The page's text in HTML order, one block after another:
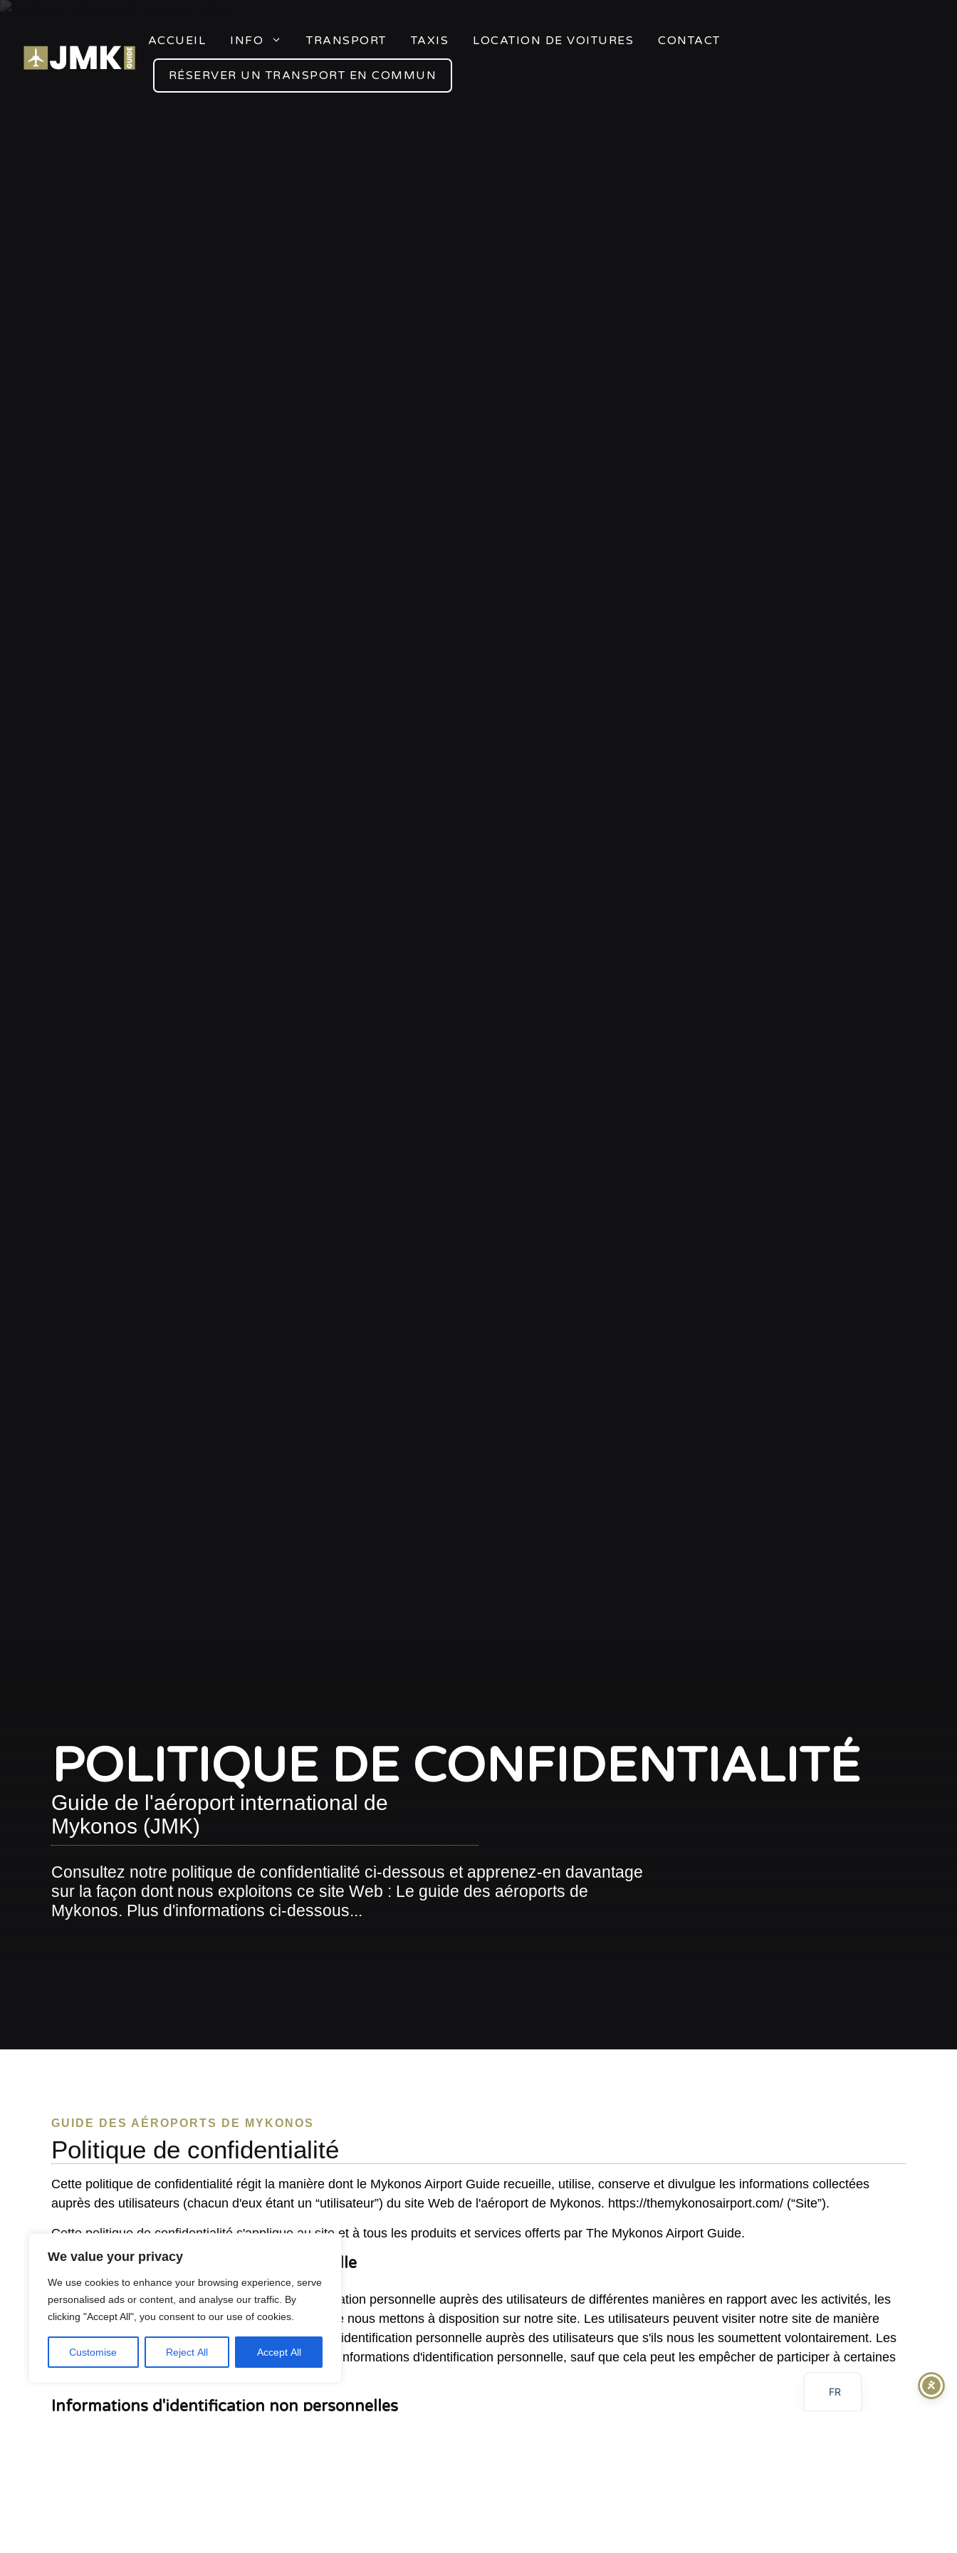
We value your privacy
We use cookies to enhance your browsing experience, serve
personalised ads or content, and analyse our traffic. By
clicking "Accept All", you consent to our use of cookies.
Customise Reject All Accept All
Skip
content
ACCUEIL INFO TRANSPORT TAXIS LOCATION DE VOITURES CONTACT
RÉSERVER UN TRANSPORT EN COMMUN
POLITIQUE DE CONFIDENTIALITÉ
Guide de l'aéroport international de
Mykonos (JMK)
Consultez notre politique de confidentialité ci-dessous et apprenez-en davantage
sur la façon dont nous exploitons ce site Web : Le guide des aéroports de
Mykonos. Plus d'informations ci-dessous...
GUIDE DES AÉROPORTS DE MYKONOS
Politique de confidentialité
Cette politique de confidentialité régit la manière dont le Mykonos Airport Guide recueille, utilise, conserve et divulgue les informations collectées
auprès des utilisateurs (chacun d'eux étant un “utilisateur”) du site Web de l'aéroport de Mykonos. https://themykonosairport.com/ (“Site”).
Cette politique de confidentialité s'applique au site et à tous les produits et services offerts par The Mykonos Airport Guide.
Informations d'identification personnelle
Nous pouvons collecter des informations d'identification personnelle auprès des utilisateurs de différentes manières en rapport avec les activités, les
services, les caractéristiques ou les ressources que nous mettons à disposition sur notre site. Les utilisateurs peuvent visiter notre site de manière
anonyme. Nous ne collecterons des informations d'identification personnelle auprès des utilisateurs que s'ils nous les soumettent volontairement. Les
utilisateurs peuvent toujours refuser de fournir des informations d'identification personnelle, sauf que cela peut les empêcher de participer à certaines
Informations d'identification non personnelles
FR
EL
DE
IT